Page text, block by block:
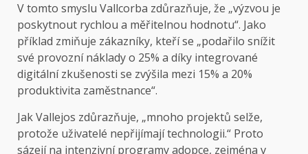
V tomto smyslu Vallcorba zdůrazňuje, že „výzvou je
poskytnout rychlou a měřitelnou hodnotu“. Jako
příklad zmiňuje zákazníky, kteří se „podařilo snížit
své provozní náklady o 25% a díky integrované
digitální zkušenosti se zvýšila mezi 15% a 20%
produktivita zaměstnance“.
Jak Vallejos zdůrazňuje, „mnoho projektů selže,
protože uživatelé nepřijímají technologii.“ Proto
sázejí na intenzivní programy adopce, zejména v